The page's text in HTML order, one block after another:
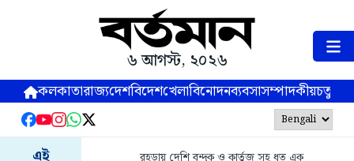
৬ আগস্ট, ২০২৬
কলকাতারাজ্যদেশবিদেশখেলাবিনোদনব্যবসাসম্পাদকীয়
এই